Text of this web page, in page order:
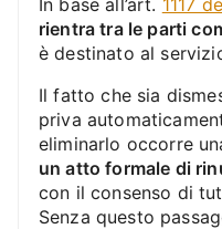
In base all’art. 1117
rientra tra le parti
è destinato al
Il fatto che sia
priva
eliminarlo occorre
un atto formale di
con il consenso di
Senza questo